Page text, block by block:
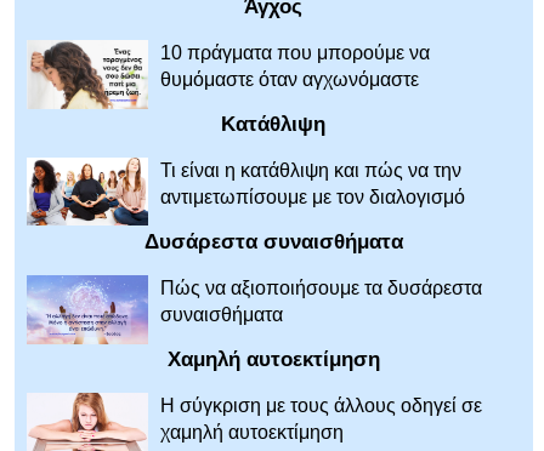
Άγχος
10 πράγματα που μπορούμε να
θυμόμαστε όταν αγχωνόμαστε
Κατάθλιψη
Τι είναι η κατάθλιψη και πώς να την
αντιμετωπίσουμε με τον διαλογισμό
Δυσάρεστα συναισθήματα
Πώς να αξιοποιήσουμε τα δυσάρεστα
συναισθήματα
Χαμηλή αυτοεκτίμηση
Η σύγκριση με τους άλλους οδηγεί σε
χαμηλή αυτοεκτίμηση